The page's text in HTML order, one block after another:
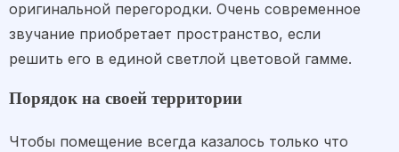
оригинальной перегородки. Очень современное
звучание приобретает пространство, если
решить его в единой светлой цветовой гамме.
Порядок на своей территории
Чтобы помещение всегда казалось только что